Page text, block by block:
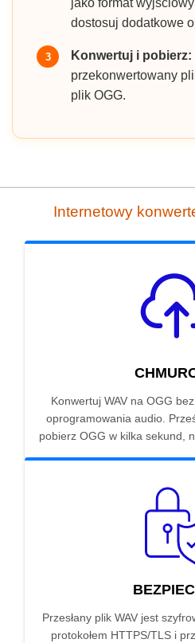
jako format
dostosuj dodatkowe
3 Konwertuj i pobierz:
przekonwertowany
plik OGG.
Internetowy
Konwertuj WAV na OGG
oprogramowania audio.
pobierz OGG w kilka sekund,
Przesłany plik WAV jest
protokołem HTTPS/TLS i